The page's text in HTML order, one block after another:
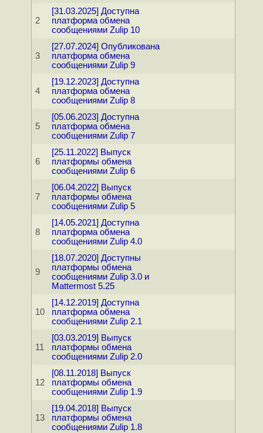
2
[31.03.2025] Доступна
платформа обмена
сообщениями Zulip 10
3
[27.07.2024] Опубликована
платформа обмена
сообщениями Zulip 9
4
[19.12.2023] Доступна
платформа обмена
сообщениями Zulip 8
5
[05.06.2023] Доступна
платформа обмена
сообщениями Zulip 7
6
[25.11.2022] Выпуск
платформы обмена
сообщениями Zulip 6
7
[06.04.2022] Выпуск
платформы обмена
сообщениями Zulip 5
8
[14.05.2021] Доступна
платформа обмена
сообщениями Zulip 4.0
9
[18.07.2020] Доступны
платформы обмена
сообщениями Zulip 3.0 и
Mattermost 5.25
10
[14.12.2019] Доступна
платформа обмена
сообщениями Zulip 2.1
11
[03.03.2019] Выпуск
платформы обмена
сообщениями Zulip 2.0
12
[08.11.2018] Выпуск
платформы обмена
сообщениями Zulip 1.9
13
[19.04.2018] Выпуск
платформы обмена
сообщениями Zulip 1.8